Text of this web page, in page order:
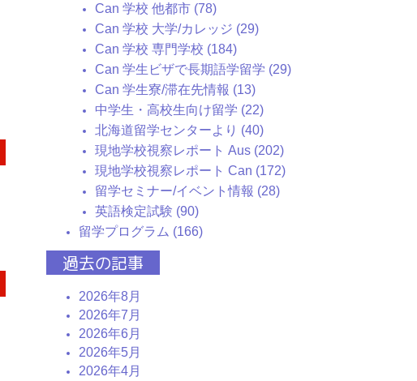
Can 学校 他都市 (78)
Can 学校 大学/カレッジ (29)
Can 学校 専門学校 (184)
Can 学生ビザで長期語学留学 (29)
Can 学生寮/滞在先情報 (13)
中学生・高校生向け留学 (22)
北海道留学センターより (40)
現地学校視察レポート Aus (202)
現地学校視察レポート Can (172)
留学セミナー/イベント情報 (28)
英語検定試験 (90)
留学プログラム (166)
過去の記事
2026年8月
2026年7月
2026年6月
2026年5月
2026年4月